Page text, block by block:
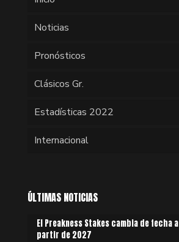
Noticias
Pronósticos
Clásicos Gr.
Estadísticas 2022
Internacional
ÚLTIMAS NOTICIAS
El Preakness Stakes cambia de fecha a
partir de 2027